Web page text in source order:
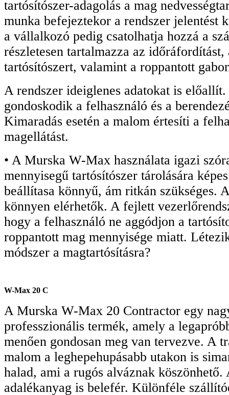
tartósítószer-adagolás a mag
munka befejeztekor a rendszer jelentést
a vállalkozó pedig csatolhatja hozzá a
részletesen tartalmazza az időráfordítást,
tartósítószert, valamint a roppantott
A rendszer ideiglenes adatokat is
gondoskodik a felhasználó és a
Kimaradás esetén a malom értesíti a
magellátást.
• A Murska W-Max használata igazi
mennyisegű tartósítószer tárolására
beállítasa könnyű, ám ritkán szükséges.
könnyen elérhetők. A fejlett
hogy a felhasználó ne aggódjon a
roppantott mag mennyisége miatt.
módszer a magtartósításra?
W-Max 20 C
A Murska W-Max 20 Contractor egy
professzionális termék, amely a
menően gondosan meg van tervezve. A
malom a leghepehupásabb utakon is
halad, ami a rugós alváznak
adalékanyag is belefér. Különféle